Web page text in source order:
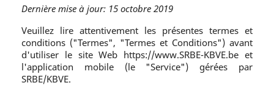
Dernière mise à jour: 15 octobre 2019
Veuillez lire attentivement les présentes termes et
conditions ("Termes", "Termes et Conditions") avant
d'utiliser le site Web https://www.SRBE-KBVE.be et
l'application mobile (le "Service") gérées par
SRBE/KBVE.